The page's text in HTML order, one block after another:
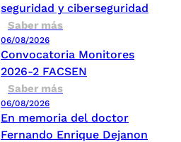
seguridad y ciberseguridad
Saber más
06/08/2026
Convocatoria Monitores
2026-2 FACSEN
Saber más
06/08/2026
En memoria del doctor
Fernando Enrique Dejanon